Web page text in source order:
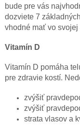
bude pre vás
dozviete 7
vhodné mať vo svojej
Vitamín D
Vitamín D pomáha
pre zdravie kostí.
zvýšiť
zvýšiť
strata vlasov a